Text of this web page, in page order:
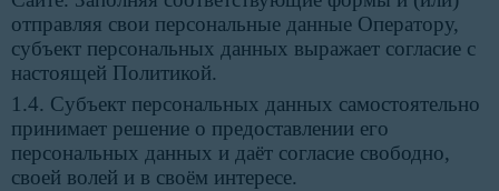
отправляя свои персональные данные Оператору,
субъект персональных данных выражает согласие с
настоящей Политикой.
1.4. Субъект персональных данных самостоятельно
принимает решение о предоставлении его
персональных данных и даёт согласие свободно,
своей волей и в своём интересе.